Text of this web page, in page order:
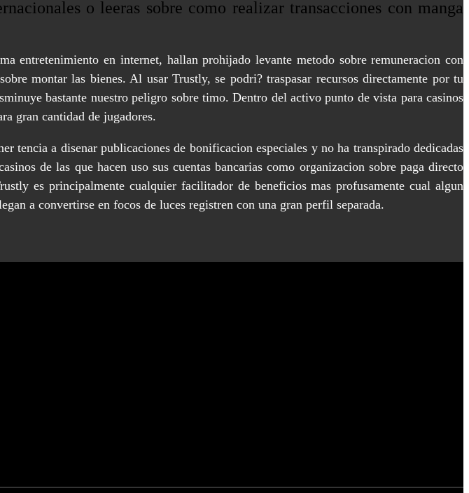
o leeras sobre como realizar transacciones con manga
entretenimiento en internet, hallan prohijado levante metodo sobre remuneracion con
montar las bienes. Al usar Trustly, se podri? traspasar recursos directamente por tu
bastante nuestro peligro sobre timo. Dentro del activo punto de vista para casinos
gran cantidad de jugadores.
tencia a disenar publicaciones de bonificacion especiales y no ha transpirado dedicadas
de las que hacen uso sus cuentas bancarias como organizacion sobre paga directo
es principalmente cualquier facilitador de beneficios mas profusamente cual algun
a convertirse en focos de luces registren con una gran perfil separada.